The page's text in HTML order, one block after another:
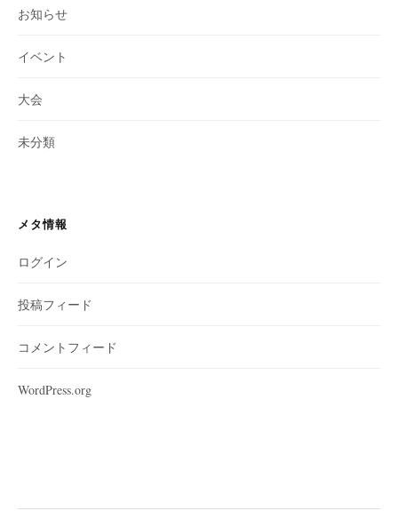
お知らせ
イベント
大会
未分類
メタ情報
ログイン
投稿フィード
コメントフィード
WordPress.org